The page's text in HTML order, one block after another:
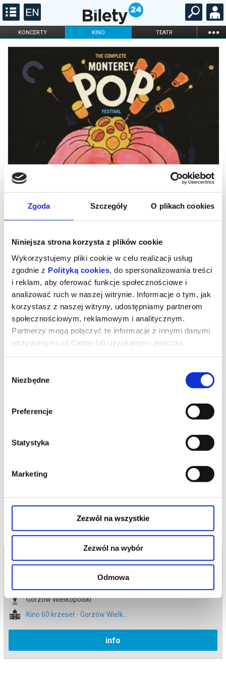
Zgoda Szczegóły O plikach cookies
Niniejsza strona korzysta z plików cookie
Wykorzystujemy pliki cookie w celu realizacji usług
zgodnie z Polityką cookies , do spersonalizowania treści
i reklam, aby oferować funkcje społecznościowe i
analizować ruch w naszej witrynie. Informacje o tym, jak
korzystasz z naszej witryny, udostępniamy partnerom
społecznościowym, reklamowym i analitycznym.
Partnerzy mogą połączyć te informacje z innymi danymi
otrzymanymi od Ciebie lub uzyskanymi podczas
zgody
Niezbędne
Preferencje
Statystyka
Marketing
Zezwól na wszystkie
Zezwól na wybór
Odmowa
KONCERTY KINO TEATR ...
FILHARMONIA OPERA I BALET
DLA DZIECI
ONLINE KARNETY
Monterey Pop
W czerwcowy weekend 1967 roku, apogeum "Lata miłości", odbył
kariery rozpoczęli Jimi Hendrix czy Janis Joplin. Reżyser filmu,
legendarny twórca dokumentów muzycznych D.A. Pennebaker, w
wiernym rzeczywistości stylu, uwiecznia muzyków w momentach,
*na podstawie materiałów dystrybutora
Bezpieczne zakupy w Bilety24. W przypadku odwołania
podczas zakupu.
Bilety na termin:
24.06.2026 , g. 16:45 (środa)
Gorzów Wielkopolski
Kino 60 krzeseł - Gorzów Wielk...
info